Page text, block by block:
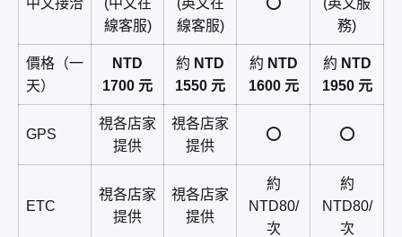
中文接洽
(中文在
線客服)
(英文在
線客服)
⭕️
(英文服
務)
價格（一
天）
NTD
1700 元
約 NTD
1550 元
約 NTD
1600 元
約 NTD
1950 元
GPS
視各店家
提供
視各店家
提供
⭕️ ⭕️
ETC
視各店家
提供
視各店家
提供
約
NTD80/
次
約
NTD80/
次